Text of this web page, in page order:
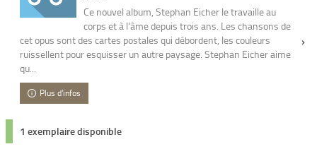
Ce nouvel album, Stephan Eicher le travaille au
corps et à l'âme depuis trois ans. Les chansons de
cet opus sont des cartes postales qui débordent, les couleurs
ruissellent pour esquisser un autre paysage. Stephan Eicher aime
qu...
Plus d'infos
1 exemplaire disponible